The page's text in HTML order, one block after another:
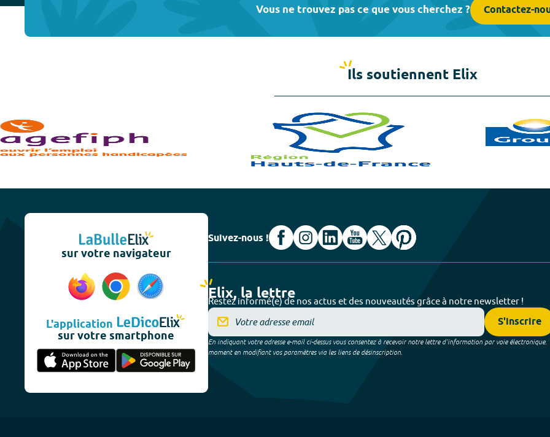
Vous ne trouvez pas ce que vous cherchez ? Contactez-
Ils soutiennent Elix
sur votre navigateur
L'application
sur votre smartphone
Suivez-nous !
Elix, la lettre
Restez informé(e) de nos actus et des nouveautés grâce à notre newsletter !
S'inscrire
En indiquant votre adresse e-mail ci-dessus vous consentez à recevoir notre lettre d’information par voie électronique.
moment en modifiant vos paramètres via les liens de désinscription.